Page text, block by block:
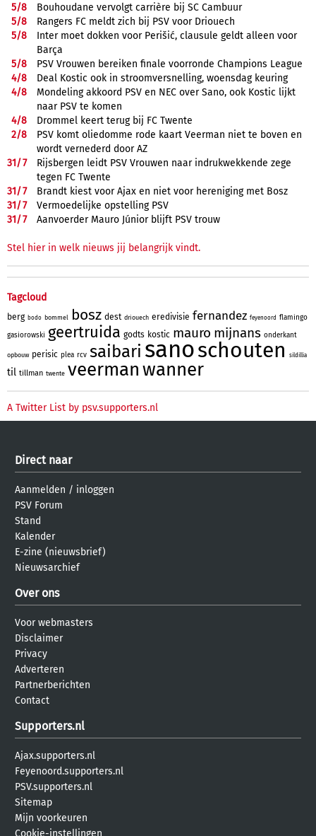
5/8
Bouhoudane vervolgt carrière bij SC Cambuur
5/8
Rangers FC meldt zich bij PSV voor Driouech
5/8
Inter moet dokken voor Perišić, clausule geldt alleen voor
Barça
5/8
PSV Vrouwen bereiken finale voorronde Champions League
4/8
Deal Kostic ook in stroomversnelling, woensdag keuring
4/8
Mondeling akkoord PSV en NEC over Sano, ook Kostic lijkt
naar PSV te komen
4/8
Drommel keert terug bij FC Twente
2/8
PSV komt oliedomme rode kaart Veerman niet te boven en
wordt vernederd door AZ
31/7
Rijsbergen leidt PSV Vrouwen naar indrukwekkende zege
tegen FC Twente
31/7
Brandt kiest voor Ajax en niet voor hereniging met Bosz
31/7
Vermoedelijke opstelling PSV
31/7 Aanvoerder Mauro Júnior blijft PSV trouw
Stel hier in welk nieuws jij belangrijk vindt.
Tagcloud
berg bodo bommel bosz dest driouech eredivisie fernandez feyenoord flamingo
gasiorowski geertruida godts kostic mauro mijnans onderkant
opbouw perisic plea rcv saibari sanoschouten sildillia
til tillman twente veermanwanner
A Twitter List by psv.supporters.nl
Direct naar
Aanmelden / inloggen
PSV Forum
Stand
Kalender
E-zine (nieuwsbrief)
Nieuwsarchief
Over ons
Voor webmasters
Disclaimer
Privacy
Adverteren
Partnerberichten
Contact
Supporters.nl
Ajax.supporters.nl
Feyenoord.supporters.nl
PSV.supporters.nl
Sitemap
Mijn voorkeuren
Cookie-instellingen